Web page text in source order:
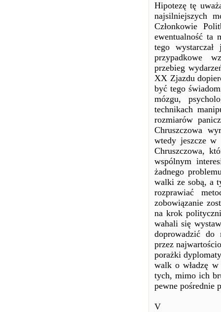
Hipotezę tę
najsilniejszych
Członkowie
ewentualność ta
tego
przypadkowe
przebieg
XX Zjazdu
być tego
mózgu,
technikach
rozmiarów
Chruszczowa
wtedy jeszcze w
Chruszczowa,
wspólnym
żadnego
walki ze sobą, a
rozprawiać
zobowiązanie
na krok
wahali się
doprowadzić do
przez
porażki
walk o władzę
tych, mimo ich
pewne pośrednie
V